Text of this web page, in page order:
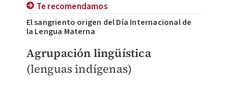
Te recomendamos
El sangriento origen del Día Internacional de
la Lengua Materna
Agrupación lingüística
(lenguas indígenas)